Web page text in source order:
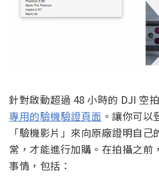
針對啟動超過 48 小時的 DJI 空
專用的驗機驗證頁面 。讓你可以
「驗機影片」來向原廠證明自
常，才能進行加購。在拍攝之前
事情，包括：